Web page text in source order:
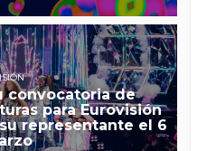
convocatoria de
para Eurovisión
representante el 6